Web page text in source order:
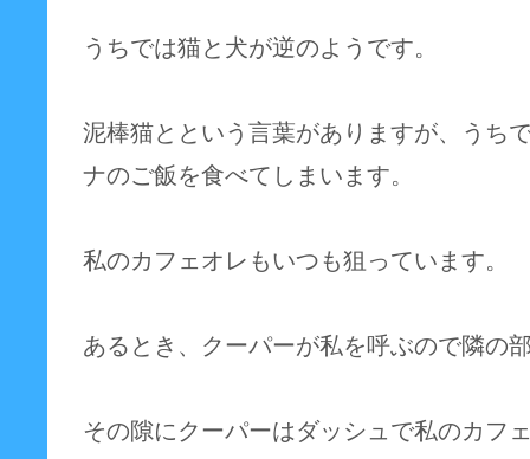
うちでは猫と犬が逆のようです。
泥棒猫とという言葉がありますが、うち
ナのご飯を食べてしまいます。
私のカフェオレもいつも狙っています。
あるとき、クーパーが私を呼ぶので隣の
その隙にクーパーはダッシュで私のカフ